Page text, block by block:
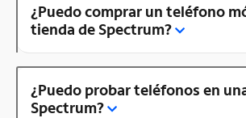
¿Puedo comprar un teléfono
tienda de Spectrum?
¿Puedo probar teléfonos en
Spectrum?